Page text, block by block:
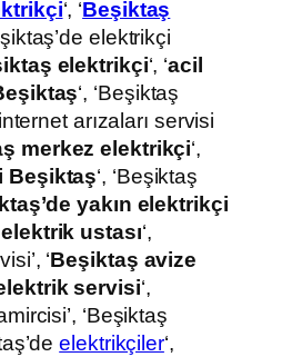
‘, ‘Beşiktaş
elektrikçi
elektrikçi‘, ‘acil
‘, ‘Beşiktaş
arızaları servisi
merkez elektrikçi‘,
Beşiktaş‘, ‘Beşiktaş
yakın elektrikçi
ustası‘,
‘Beşiktaş avize
servisi‘,
‘Beşiktaş
elektrikçiler‘,